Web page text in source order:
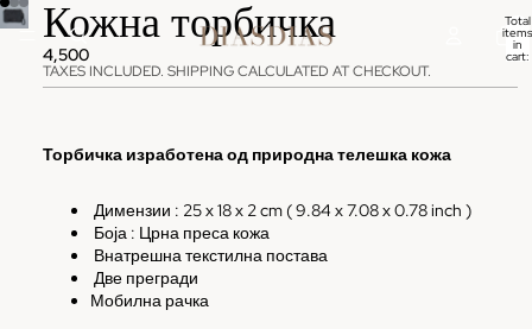
Total
items
in
cart:
Кожна торбичка
4,500
TAXES INCLUDED. SHIPPING CALCULATED AT CHECKOUT.
Торбичка изработена од природна телешка кожа
Димензии : 25x 18 x 2 cm ( 9.84 x 7.08 x 0.78 inch )
Боја : Црна преса кожа
Внатрешна текстилна постава
Две прегради
Мобилна рачка